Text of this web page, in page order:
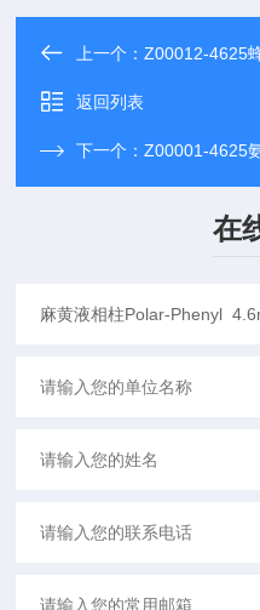
上一个：Z00012-4625蜂
返回列表
下一个：Z00001-4625氨基
在